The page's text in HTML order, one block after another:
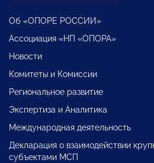
Об «ОПОРЕ РОССИИ»
Ассоциация «НП «ОПОРА»
Новости
Комитеты и Комиссии
Региональное развитие
Экспертиза и Аналитика
Международная деятельность
Декларация о взаимодействии
субъектами МСП